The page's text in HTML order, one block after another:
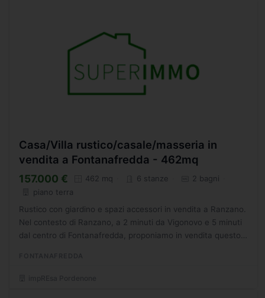
Casa/Villa rustico/casale/masseria in
vendita a Fontanafredda - 462mq
157.000 € 462 mq 6 stanze
2 bagni
piano terra
Rustico con giardino e spazi accessori in vendita a Ranzano.
Nel contesto di Ranzano, a 2 minuti da Vigonovo e 5 minuti
dal centro di Fontanafredda, proponiamo in vendita questo